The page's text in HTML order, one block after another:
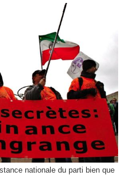
nationale du parti bien que